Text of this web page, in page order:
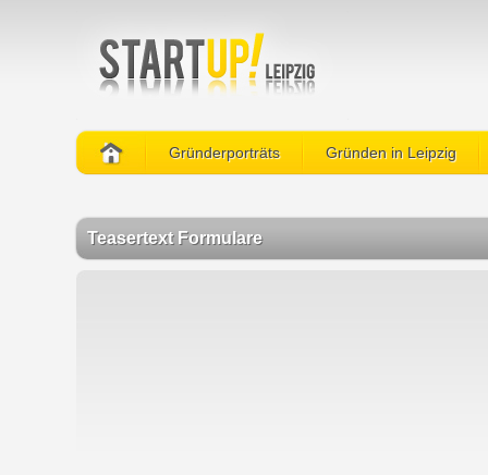
Gründerporträts Gründen in Leipzig
Teasertext Formulare